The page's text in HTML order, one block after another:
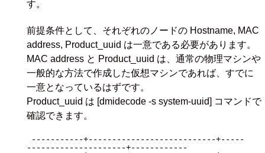
す。
前提条件として、それぞれのノードの Hostname, MAC
address, Product_uuid は一意である必要があります。
MAC address と Product_uuid は、通常の物理マシンや
一般的な方法で作成した仮想マシンであれば、すでに
一意となっているはずです。
Product_uuid は [dmidecode -s system-uuid] コマンドで
確認できます。
---------------------+------------